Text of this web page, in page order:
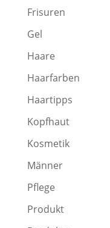
Frisuren
Gel
Haare
Haarfarben
Haartipps
Kopfhaut
Kosmetik
Männer
Pflege
Produkt